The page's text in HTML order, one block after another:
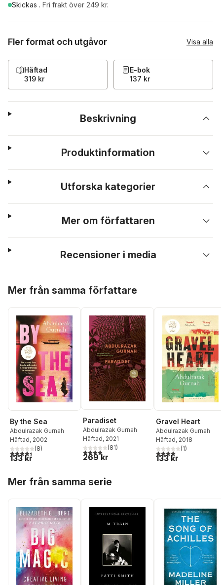
Skickas . Fri frakt över 249 kr.
Fler format och utgåvor Visa alla
Häftad
319 kr
E-bok
137 kr
Beskrivning
Produktinformation
Utforska kategorier
Mer om författaren
Recensioner i media
Mer från samma författare
By the Sea
Abdulrazak Gurnah
Häftad, 2002
4,4utav 5 stjärnor. Totalt antal röster:
(8)
133 kr
Paradiset
Abdulrazak Gurnah
Häftad, 2021
3,9utav 5 stjärnor. Totalt antal röster:
(81)
269 kr
Gravel Heart
Abdulrazak Gurnah
Häftad, 2018
4,0utav 5 stjärnor.
(1)
133 kr
Mer från samma serie